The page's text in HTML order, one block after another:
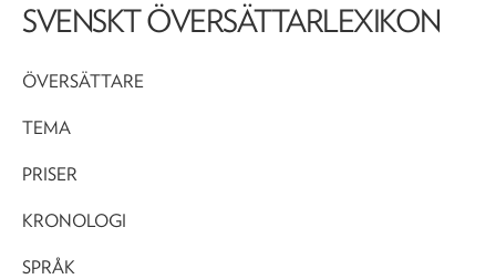
SVENSKT ÖVERSÄTTARLEXIKON
ÖVERSÄTTARE
TEMA
PRISER
KRONOLOGI
SPRÅK